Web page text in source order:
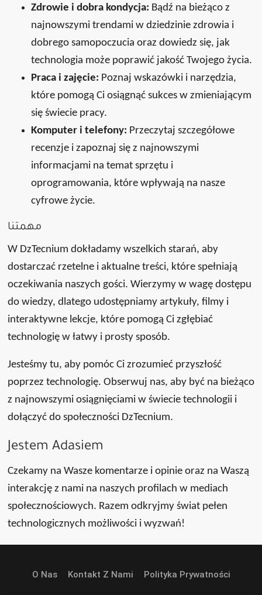
Zdrowie i dobra kondycja: Bądź na bieżąco z
najnowszymi trendami w dziedzinie zdrowia i
dobrego samopoczucia oraz dowiedz się, jak
technologia może poprawić jakość Twojego życia.
Praca i zajęcie: Poznaj wskazówki i narzędzia,
które pomogą Ci osiągnąć sukces w zmieniającym
się świecie pracy.
Komputer i telefony: Przeczytaj szczegółowe
recenzje i zapoznaj się z najnowszymi
informacjami na temat sprzętu i
oprogramowania, które wpływają na nasze
cyfrowe życie.
مهمتنا
W DzTecnium dokładamy wszelkich starań, aby
dostarczać rzetelne i aktualne treści, które spełniają
oczekiwania naszych gości. Wierzymy w wagę dostępu
do wiedzy, dlatego udostępniamy artykuły, filmy i
interaktywne lekcje, które pomogą Ci zgłębiać
technologię w łatwy i prosty sposób.
Jesteśmy tu, aby pomóc Ci zrozumieć przyszłość
poprzez technologię. Obserwuj nas, aby być na bieżąco
z najnowszymi osiągnięciami w świecie technologii i
dołączyć do społeczności DzTecnium.
Jestem Adasiem
Czekamy na Wasze komentarze i opinie oraz na Waszą
interakcję z nami na naszych profilach w mediach
społecznościowych. Razem odkryjmy świat pełen
technologicznych możliwości i wyzwań!
O Nas Kontakt Z Nami Polityka Prywatności